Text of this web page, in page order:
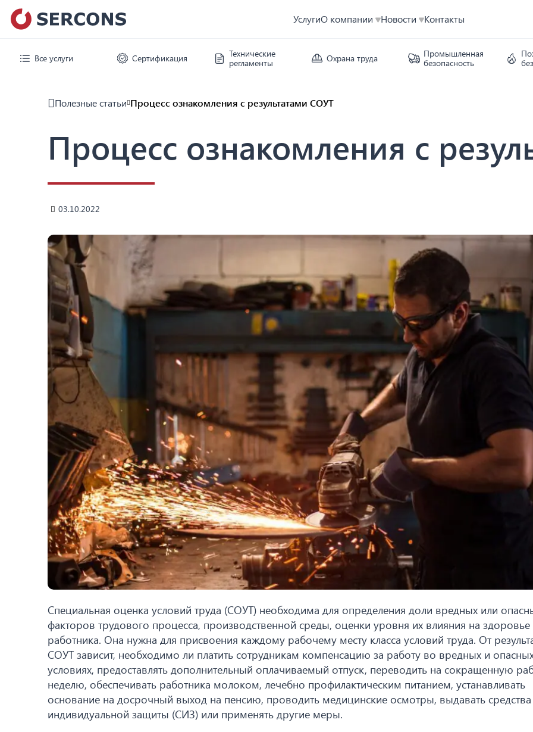
УслугиО компании Новости Контакты
Все услуги Сертификация
Технические
регламенты
Охрана труда
Промышленная
безопасность
Полезные статьи Процесс ознакомления с результатами СОУТ
Процесс ознакомления с
03.10.2022
Специальная оценка условий труда (СОУТ) необходима для определения доли вредных или
факторов трудового процесса, производственной среды, оценки уровня их влияния на здоровье
работника. Она нужна для присвоения каждому рабочему месту класса условий труда. От
СОУТ зависит, необходимо ли платить сотрудникам компенсацию за работу во вредных и
условиях, предоставлять дополнительный оплачиваемый отпуск, переводить на сокращенную
неделю, обеспечивать работника молоком, лечебно профилактическим питанием, устанавливать
основание на досрочный выход на пенсию, проводить медицинские осмотры, выдавать средства
индивидуальной защиты (СИЗ) или применять другие меры.